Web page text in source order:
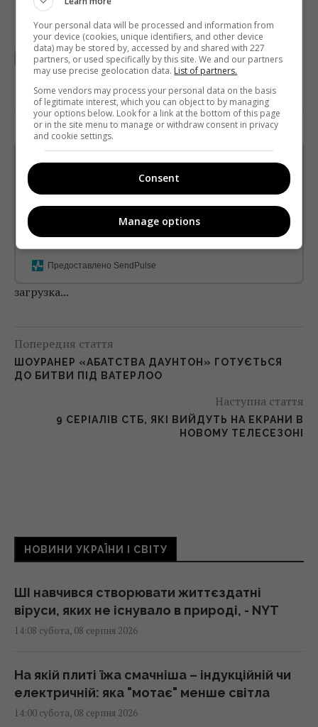
TELEKRITIKA
Щотижневий лист з найцікавішим.
Пишемо з любов'ю
!
*
Предоставлено SendPulse
загрузка...
Попередня стаття
ШОУРАНЕР «АБАТСТВА ДАУНТОН» ГОТУЄТЬСЯ
ДО БИТВИ ПІД ВАТЕРЛОО
Наступна стаття
9 СЕРІАЛІВ СТБ, ЯКІ ВИЙДУТЬ НА ЕКРАНИ В
НОВОМУ ТЕЛЕСЕЗОНІ
НОВИНИ УКРАЇНИ І СВІТУ
ШІ навчився створювати життєздатні
віруси, яких не існувало в природі, - NYT
14:08 субота, 08 серпня 2026
На якій плиті їжа смачніша – індукційній чи
електричній: яка "мотає" менше світла
14:00 субота, 08 серпня 2026
Your personal data will be processed and information from
your device (cookies, unique identifiers, and other device
data) may be stored by, accessed by and shared with 227
partners, or used specifically by this site. We and our partners
may use precise geolocation data. List of partners.
Some vendors may process your personal data on the basis
of legitimate interest, which you can object to by managing
your options below. Look for a link at the bottom of this page
or in the site menu to manage or withdraw consent in privacy
and cookie settings.
Consent
Manage options